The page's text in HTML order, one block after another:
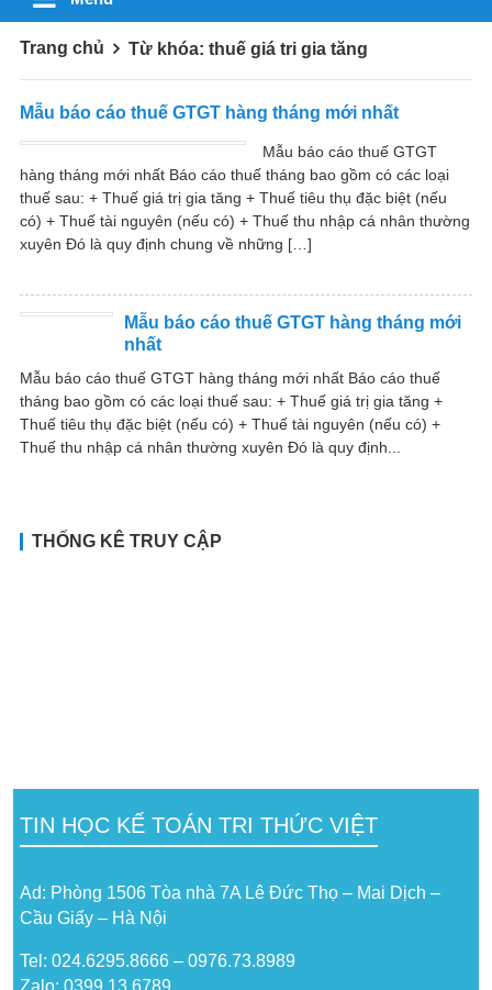
Trang chủ Từ khóa: thuế giá tri gia tăng
Mẫu báo cáo thuế GTGT hàng tháng mới nhất
Mẫu báo cáo thuế GTGT
hàng tháng mới nhất Báo cáo thuế tháng bao gồm có các loại
thuế sau: + Thuế giá trị gia tăng + Thuế tiêu thụ đặc biệt (nếu
có) + Thuế tài nguyên (nếu có) + Thuế thu nhập cá nhân thường
xuyên Đó là quy định chung về những […]
Mẫu báo cáo thuế GTGT hàng tháng mới
nhất
Mẫu báo cáo thuế GTGT hàng tháng mới nhất Báo cáo thuế
tháng bao gồm có các loại thuế sau: + Thuế giá trị gia tăng +
Thuế tiêu thụ đặc biệt (nếu có) + Thuế tài nguyên (nếu có) +
Thuế thu nhập cá nhân thường xuyên Đó là quy định...
THỐNG KÊ TRUY CẬP
TIN HỌC KẾ TOÁN TRI THỨC VIỆT
Ad: Phòng 1506 Tòa nhà 7A Lê Đức Thọ – Mai Dịch –
Cầu Giấy – Hà Nội
Tel: 024.6295.8666 – 0976.73.8989
Zalo: 0399 13 6789